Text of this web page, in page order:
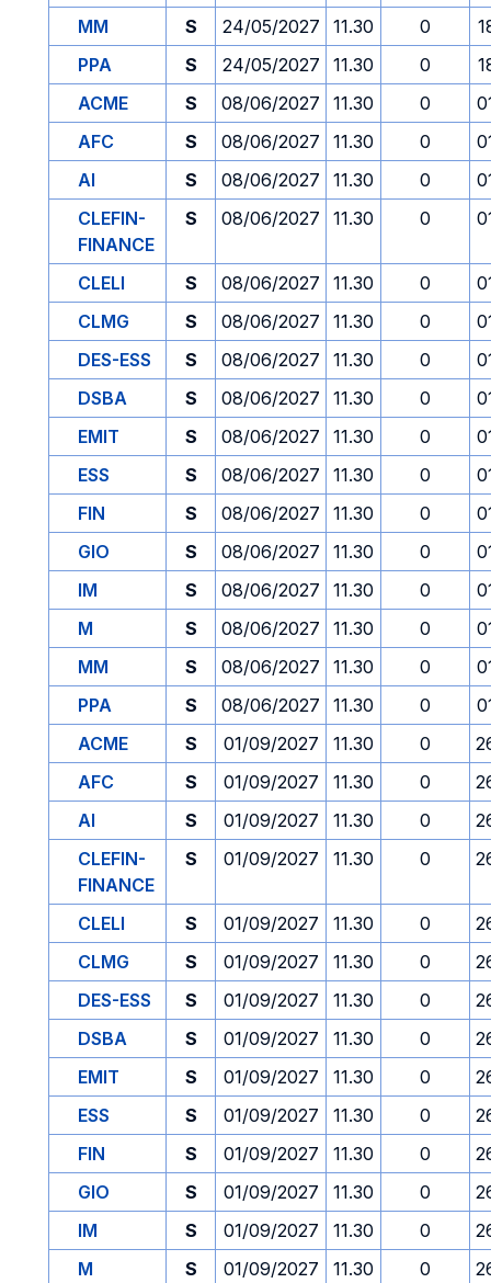
MM
S 24/05/2027 11.30 0
PPA
S 24/05/2027 11.30 0
ACME
S 08/06/2027 11.30 0
AFC
S 08/06/2027 11.30 0
AI
S 08/06/2027 11.30 0
CLEFIN-
FINANCE
S 08/06/2027 11.30 0
CLELI S 08/06/2027 11.30 0
CLMG
S 08/06/2027 11.30 0
DES-ESS
S 08/06/2027 11.30 0
DSBA
S 08/06/2027 11.30 0
EMIT
S 08/06/2027 11.30 0
ESS
S 08/06/2027 11.30 0
FIN
S 08/06/2027 11.30 0
GIO
S 08/06/2027 11.30 0
IM
S 08/06/2027 11.30 0
M
S 08/06/2027 11.30 0
MM
S 08/06/2027 11.30 0
PPA
S 08/06/2027 11.30 0
ACME
S 01/09/2027 11.30 0
AFC
S 01/09/2027 11.30 0
AI
S 01/09/2027 11.30 0
CLEFIN-
FINANCE
S 01/09/2027 11.30 0
CLELI S 01/09/2027 11.30 0
CLMG
S 01/09/2027 11.30 0
DES-ESS
S 01/09/2027 11.30 0
DSBA
S 01/09/2027 11.30 0
EMIT
S 01/09/2027 11.30 0
ESS
S 01/09/2027 11.30 0
FIN
S 01/09/2027 11.30 0
GIO
S 01/09/2027 11.30 0
IM
S 01/09/2027 11.30 0
M
S 01/09/2027 11.30 0